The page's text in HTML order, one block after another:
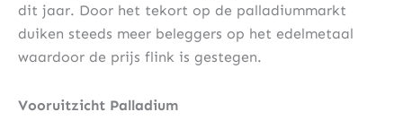
dit jaar. Door het tekort op de palladiummarkt
duiken steeds meer beleggers op het edelmetaal
waardoor de prijs flink is gestegen.
Vooruitzicht Palladium